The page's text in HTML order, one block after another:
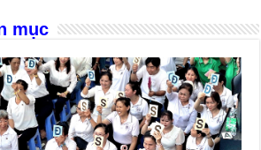
mục